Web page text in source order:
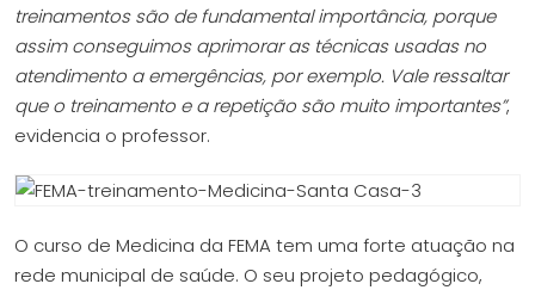
treinamentos são de fundamental importância, porque
assim conseguimos aprimorar as técnicas usadas no
atendimento a emergências, por exemplo. Vale ressaltar
que o treinamento e a repetição são muito importantes”,
evidencia o professor.
O curso de Medicina da FEMA tem uma forte atuação na
rede municipal de saúde. O seu projeto pedagógico,